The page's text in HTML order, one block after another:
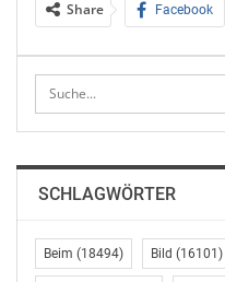
Ähnliche Beiträge
Share Facebook
SCHLAGWÖRTER
Beim (18494) Bild (16101)